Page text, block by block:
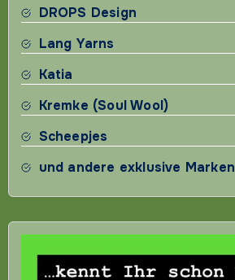
DROPS Design
Lang Yarns
Katia
Kremke (Soul Wool)
Scheepjes
und andere exklusive Marken